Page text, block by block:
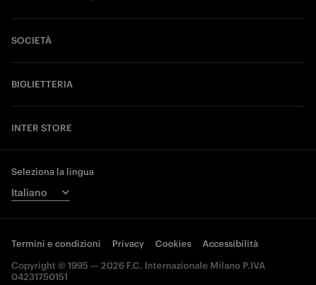
SOCIETÀ
BIGLIETTERIA
INTER STORE
Seleziona la lingua
Termini e condizioni Privacy Cookies
Accessibilità
Copyright © 1995 — 2026 F.C. Internazionale Milano P.IVA
04231750151